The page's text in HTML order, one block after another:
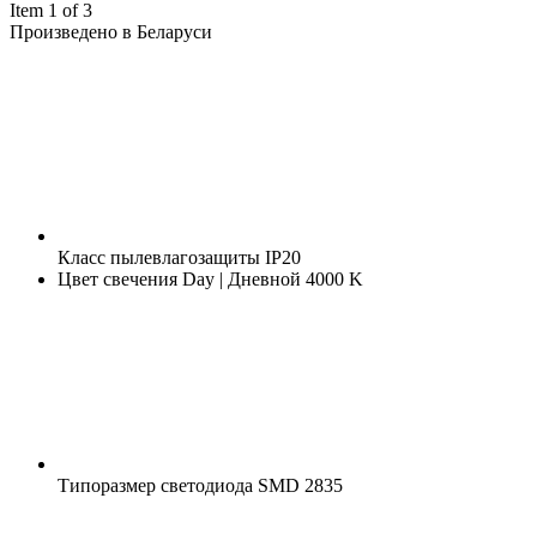
Item 1 of 3
Произведено в Беларуси
Класс пылевлагозащиты IP20
Цвет свечения Day | Дневной 4000 K
Типоразмер светодиода SMD 2835